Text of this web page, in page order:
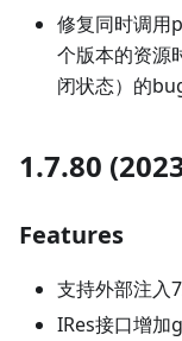
修复同时调用
个版本的资源
闭状态）的
1.7.80
Features
支持外部注入
IRes接口增